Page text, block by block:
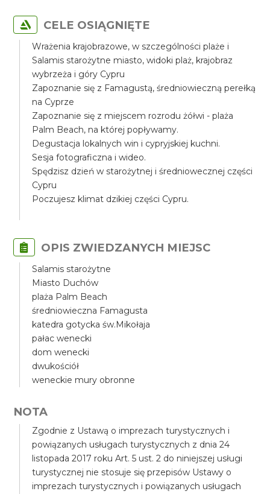
CELE OSIĄGNIĘTE
Wrażenia krajobrazowe, w szczególności plaże i
Salamis starożytne miasto, widoki plaż, krajobraz
wybrzeża i góry Cypru
Zapoznanie się z Famagustą, średniowieczną perełką
na Cyprze
Zapoznanie się z miejscem rozrodu żółwi - plaża
Palm Beach, na której popływamy.
Degustacja lokalnych win i cypryjskiej kuchni.
Sesja fotograficzna i wideo.
Spędzisz dzień w starożytnej i średniowecznej części
Cypru
Poczujesz klimat dzikiej części Cypru.
OPIS ZWIEDZANYCH MIEJSC
Salamis starożytne
Miasto Duchów
plaża Palm Beach
średniowieczna Famagusta
katedra gotycka św.Mikołaja
pałac wenecki
dom wenecki
dwukościół
weneckie mury obronne
NOTA
Zgodnie z Ustawą o imprezach turystycznych i
powiązanych usługach turystycznych z dnia 24
listopada 2017 roku Art. 5 ust. 2 do niniejszej usługi
turystycznej nie stosuje się przepisów Ustawy o
imprezach turystycznych i powiązanych usługach